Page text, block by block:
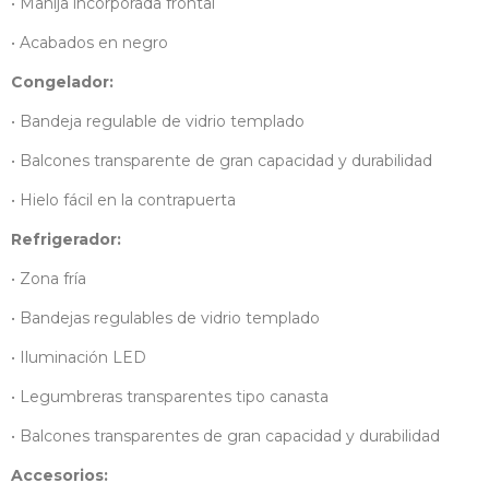
• Acabados en negro
Congelador:
• Bandeja regulable de vidrio templado
• Balcones transparente de gran capacidad y durabilidad
• Hielo fácil en la contrapuerta
Refrigerador:
• Zona fría
• Bandejas regulables de vidrio templado
• Iluminación LED
• Legumbreras transparentes tipo canasta
• Balcones transparentes de gran capacidad y durabilidad
Accesorios: